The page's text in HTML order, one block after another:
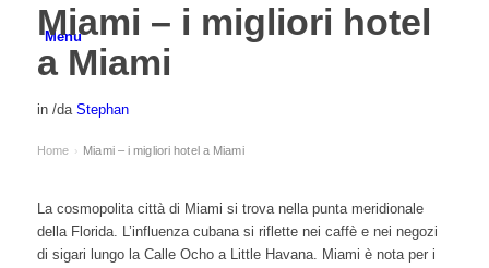
Menu
Miami – i migliori hotel
a Miami
in /da Stephan
Home › Miami – i migliori hotel a Miami
La cosmopolita città di Miami si trova nella punta meridionale
della Florida. L’influenza cubana si riflette nei caffè e nei negozi
di sigari lungo la Calle Ocho a Little Havana. Miami è nota per i